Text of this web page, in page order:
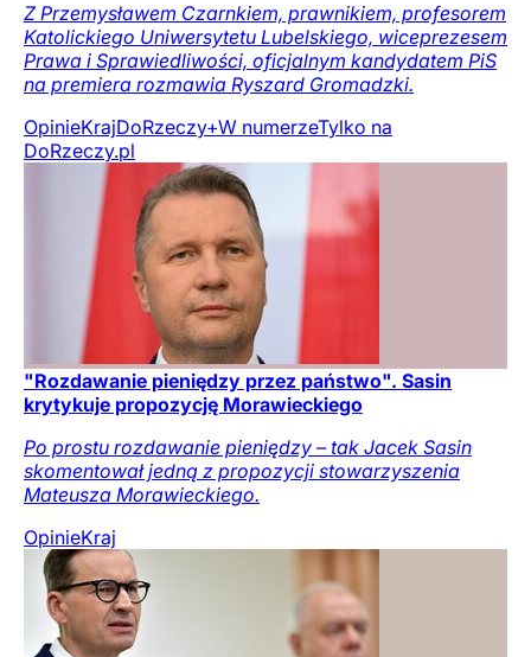
Z Przemysławem Czarnkiem, prawnikiem, profesorem
Katolickiego Uniwersytetu Lubelskiego, wiceprezesem
Prawa i Sprawiedliwości, oficjalnym kandydatem PiS
na premiera rozmawia Ryszard Gromadzki.
OpinieKrajDoRzeczy+W numerzeTylko na
DoRzeczy.pl
"Rozdawanie pieniędzy przez państwo". Sasin
krytykuje propozycję Morawieckiego
Po prostu rozdawanie pieniędzy – tak Jacek Sasin
skomentował jedną z propozycji stowarzyszenia
Mateusza Morawieckiego.
OpinieKraj